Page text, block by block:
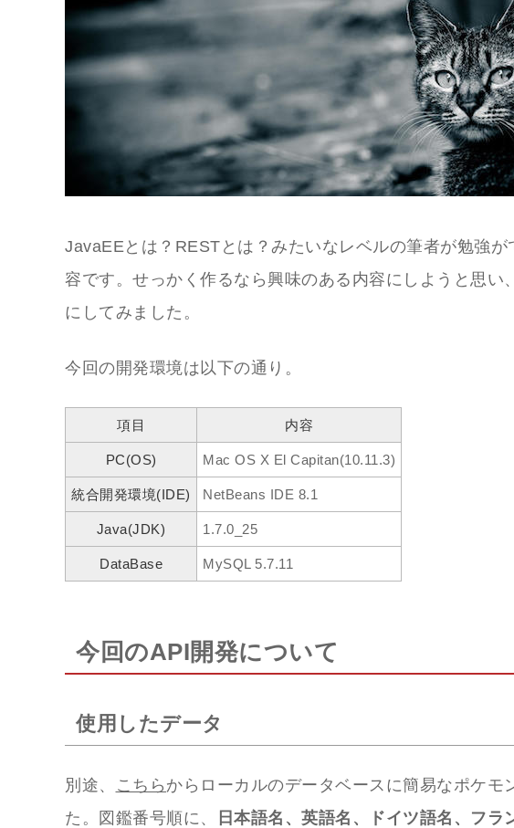
JavaEEとは？RESTとは？みたいなレベルの筆者が勉強が
容です。せっかく作るなら興味のある内容にしようと思い
にしてみました。
今回の開発環境は以下の通り。
項目 内容
PC(OS) Mac OS X El Capitan(10.11.3)
統合開発環境(IDE) NetBeans IDE 8.1
Java(JDK) 1.7.0_25
DataBase MySQL 5.7.11
今回のAPI開発について
使用したデータ
別途、 こちら からローカルのデータベースに簡易なポケモ
た。図鑑番号順に、
日本語名、英語名、ドイツ語名、フラ